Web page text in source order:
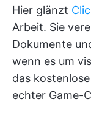
Hier glänzt
Arbeit. Sie
Dokumente
wenn es um
das
echter Game-